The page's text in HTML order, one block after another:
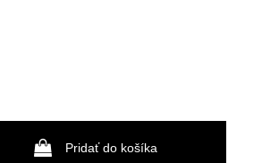
Pridať do košíka